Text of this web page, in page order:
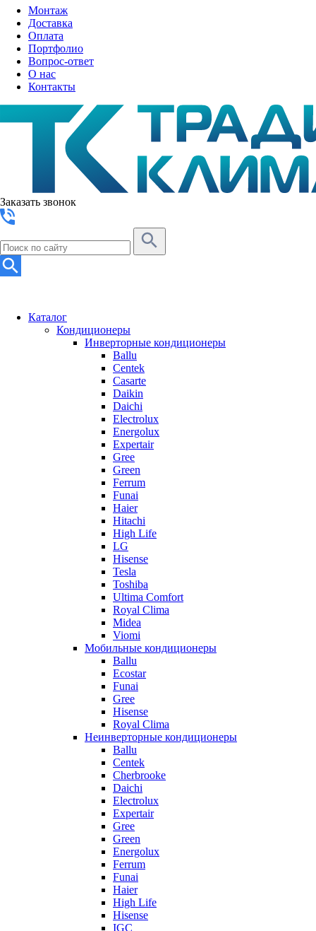
Монтаж
Доставка
Оплата
Портфолио
Вопрос-ответ
О нас
Контакты
Заказать звонок
Каталог
Кондиционеры
Инверторные кондиционеры
Ballu
Centek
Casarte
Daikin
Daichi
Electrolux
Energolux
Expertair
Gree
Green
Ferrum
Funai
Haier
Hitachi
High Life
LG
Hisense
Tesla
Toshiba
Ultima Comfort
Royal Clima
Midea
Viomi
Мобильные кондиционеры
Ballu
Ecostar
Funai
Gree
Hisense
Royal Clima
Неинверторные кондиционеры
Ballu
Centek
Cherbrooke
Daichi
Electrolux
Expertair
Gree
Green
Energolux
Ferrum
Funai
Haier
High Life
Hisense
IGC